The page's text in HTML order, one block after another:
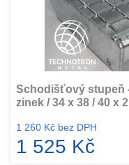
Schodišťový stupeň
zinek / 34 x 38 / 40 x
1 260 Kč bez DPH
1 525 Kč